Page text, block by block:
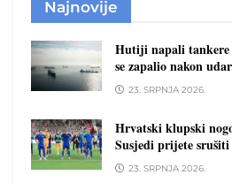
Najnovije
Hutiji napali tankere
se zapalio nakon
23. SRPNJA 2026.
Hrvatski klupski
Susjedi prijete
23. SRPNJA 2026.